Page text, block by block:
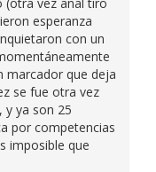
esperanza
con un
marcador que deja
se fue otra vez
y ya son 25
por competencias
imposible que